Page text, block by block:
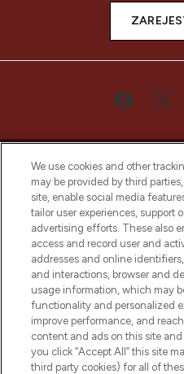
Bądź pierwszą
najnowszych
uznanych marek,
otrzyma
z Sunday
Zgoda na
Do Not Sell or
We use cookies and other
may be provided by third
site, enable social media
tailor user experiences, support
advertising efforts. These also
access and record user and
addresses and online
and interactions, browser and
usage information, which may
functionality and personalized
improve performance, and
content and ads on this site
you click “Accept All” this site
third party cookies) for all of